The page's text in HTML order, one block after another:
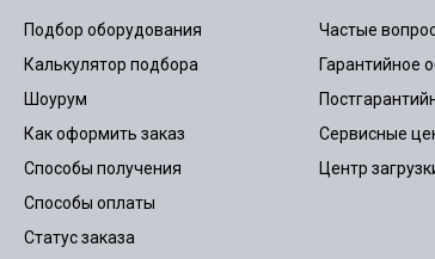
Подбор оборудования
Калькулятор подбора
Шоурум
Как оформить заказ
Способы получения
Способы оплаты
Статус заказа
Частые
Гарантийное
Сервисные
Центр